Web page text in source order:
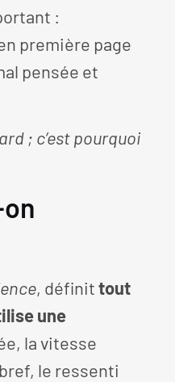
:
première page
pensée et
; c’est pourquoi
, définittout
une
la vitesse
le ressenti